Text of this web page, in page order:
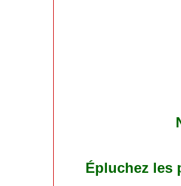
Épluchez les